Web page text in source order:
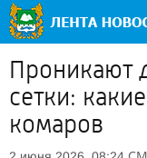
Проникают
сетки:
комаров